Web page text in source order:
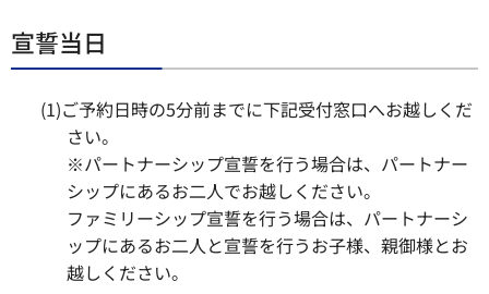
宣誓当日
(1)ご予約日時の5分前までに下記受付窓口へお越しくだ
さい。
※パートナーシップ宣誓を行う場合は、パートナー
シップにあるお二人でお越しください。
ファミリーシップ宣誓を行う場合は、パートナーシ
ップにあるお二人と宣誓を行うお子様、親御様とお
越しください。